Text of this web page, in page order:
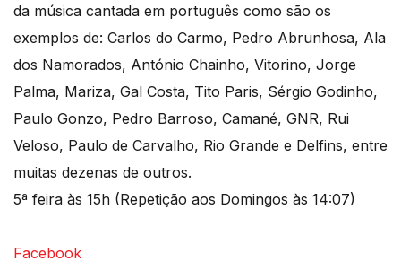
da música cantada em português como são os
exemplos de: Carlos do Carmo, Pedro Abrunhosa, Ala
dos Namorados, António Chainho, Vitorino, Jorge
Palma, Mariza, Gal Costa, Tito Paris, Sérgio Godinho,
Paulo Gonzo, Pedro Barroso, Camané, GNR, Rui
Veloso, Paulo de Carvalho, Rio Grande e Delfins, entre
muitas dezenas de outros.
5ª feira às 15h (Repetição aos Domingos às 14:07)
Facebook